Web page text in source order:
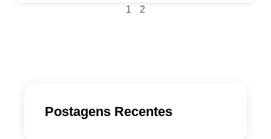
1 2
Postagens Recentes